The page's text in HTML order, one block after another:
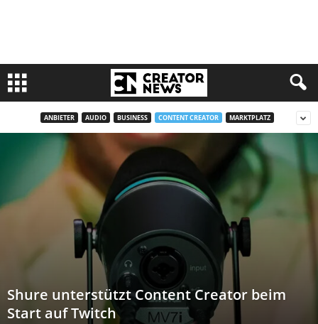
ANBIETER AUDIO BUSINESS CONTENT CREATOR MARKTPLATZ
Shure unterstützt Content Creator beim
Start auf Twitch